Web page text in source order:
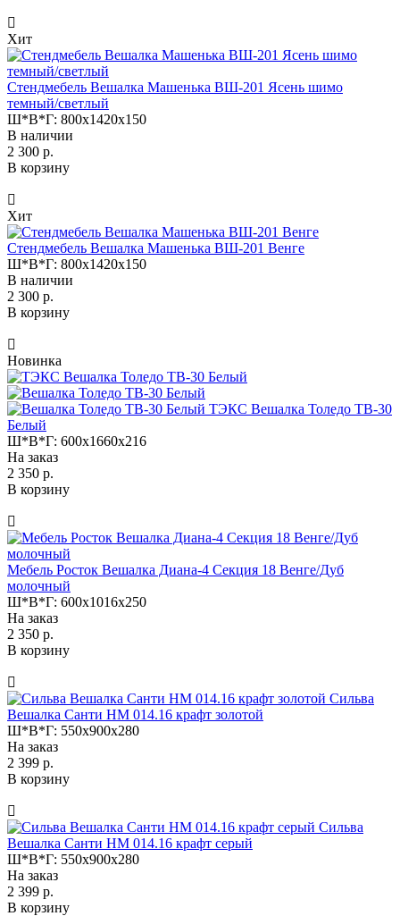
Хит
Стендмебель Вешалка Машенька ВШ-201 Ясень шимо
темный/светлый
Ш*В*Г: 800x1420x150
В наличии
2 300 р.
В корзину
Хит
Стендмебель Вешалка Машенька ВШ-201 Венге
Ш*В*Г: 800x1420x150
В наличии
2 300 р.
В корзину
Новинка
ТЭКС Вешалка Толедо ТВ-30
Белый
Ш*В*Г: 600x1660x216
На заказ
2 350 р.
В корзину
Мебель Росток Вешалка Диана-4 Секция 18 Венге/Дуб
молочный
Ш*В*Г: 600x1016x250
На заказ
2 350 р.
В корзину
Сильва
Вешалка Санти НМ 014.16 крафт золотой
Ш*В*Г: 550x900x280
На заказ
2 399 р.
В корзину
Сильва
Вешалка Санти НМ 014.16 крафт серый
Ш*В*Г: 550x900x280
На заказ
2 399 р.
В корзину